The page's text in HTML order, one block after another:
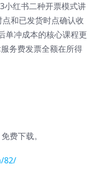
小红书二种开票模式讲
和已发货时点确认收
单冲成本的核心课程更
务费发票全额在所得
费下载。
82/